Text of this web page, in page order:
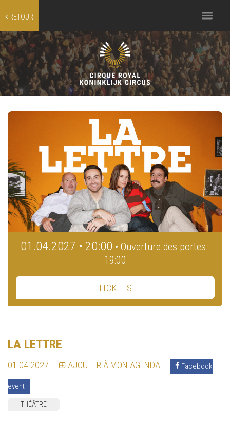
RETOUR
Toggle
navigation
01.04.2027 • 20:00 • Ouverture des portes :
19:00
TICKETS
LA LETTRE
01.04.2027 AJOUTER À MON AGENDA Facebook
event
THÉÂTRE